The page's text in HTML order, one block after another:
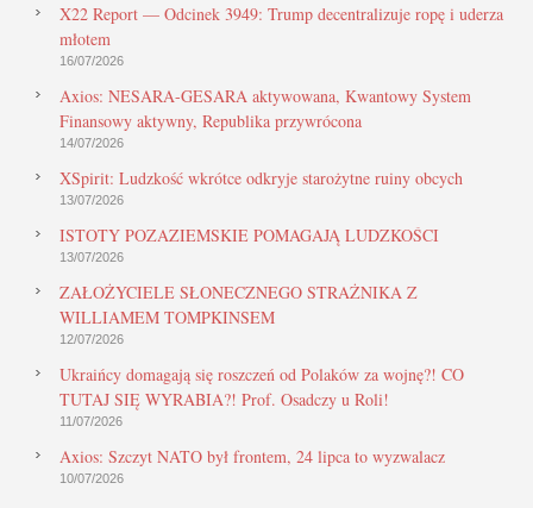
X22 Report — Odcinek 3949: Trump decentralizuje ropę i uderza
młotem
16/07/2026
Axios: NESARA-GESARA aktywowana, Kwantowy System
Finansowy aktywny, Republika przywrócona
14/07/2026
XSpirit: Ludzkość wkrótce odkryje starożytne ruiny obcych
13/07/2026
ISTOTY POZAZIEMSKIE POMAGAJĄ LUDZKOŚCI
13/07/2026
ZAŁOŻYCIELE SŁONECZNEGO STRAŻNIKA Z
WILLIAMEM TOMPKINSEM
12/07/2026
Ukraińcy domagają się roszczeń od Polaków za wojnę?! CO
TUTAJ SIĘ WYRABIA?! Prof. Osadczy u Roli!
11/07/2026
Axios: Szczyt NATO był frontem, 24 lipca to wyzwalacz
10/07/2026